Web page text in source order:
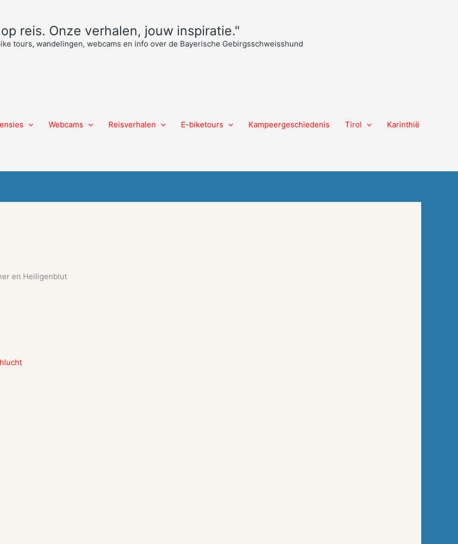
reis. Onze verhalen, jouw inspiratie."
tours, wandelingen, webcams en info over de Bayerische Gebirgsschweisshund
Webcams Reisverhalen E-biketours Kampeergeschiedenis Tirol Karinthië
en Heiligenblut